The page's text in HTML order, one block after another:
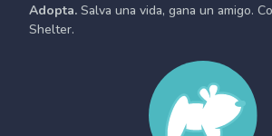
Adopta. Salva una vida, gana un amigo.
Shelter.